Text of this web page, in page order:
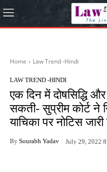
Home Law Trend -Hindi
LAW TREND -HINDI
एक दिन में दोषसिद्धि
सकती- सुप्रीम कोर्ट ने
याचिका पर नोटिस जारी
By Sourabh Yadav July 29, 2022